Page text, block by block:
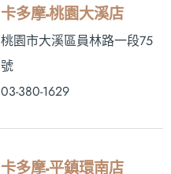
卡多摩-桃園大溪店
桃園市大溪區員林路一段75
號
03-380-1629
卡多摩-平鎮環南店